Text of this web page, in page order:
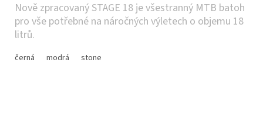
Nově zpracovaný STAGE 18 je všestranný MTB batoh
pro vše potřebné na náročných výletech o objemu 18
litrů.
černá modrá stone